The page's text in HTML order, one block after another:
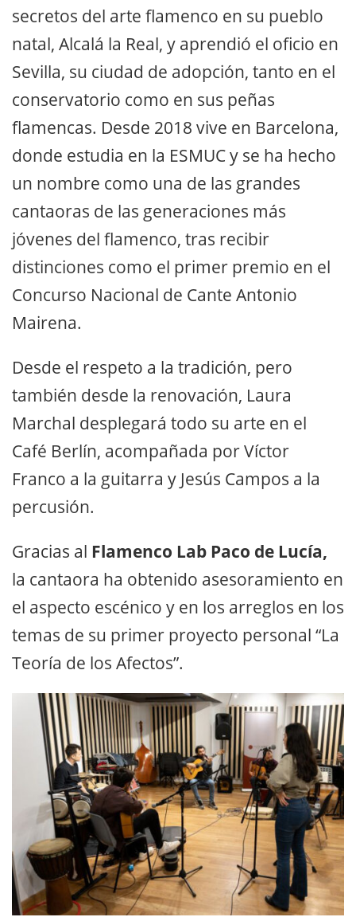
secretos del arte flamenco en su pueblo
natal, Alcalá la Real, y aprendió el oficio en
Sevilla, su ciudad de adopción, tanto en el
conservatorio como en sus peñas
flamencas. Desde 2018 vive en Barcelona,
donde estudia en la ESMUC y se ha hecho
un nombre como una de las grandes
cantaoras de las generaciones más
jóvenes del flamenco, tras recibir
distinciones como el primer premio en el
Concurso Nacional de Cante Antonio
Mairena.
Desde el respeto a la tradición, pero
también desde la renovación, Laura
Marchal desplegará todo su arte en el
Café Berlín, acompañada por Víctor
Franco a la guitarra y Jesús Campos a la
percusión.
Gracias al Flamenco Lab Paco de Lucía,
la cantaora ha obtenido asesoramiento en
el aspecto escénico y en los arreglos en los
temas de su primer proyecto personal “La
Teoría de los Afectos”.